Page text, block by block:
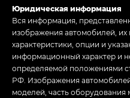
Юридическая информация
Вся информация,
изображения автомобилей, их
характеристики, опции и
информационный характер и
определяемой положениями
РФ. Изображения
моделей, часть оборудования